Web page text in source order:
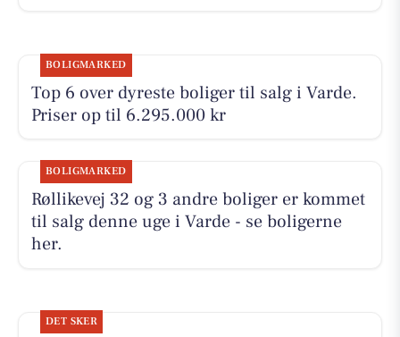
BOLIGMARKED
Top 6 over dyreste boliger til salg i Varde.
Priser op til 6.295.000 kr
BOLIGMARKED
Røllikevej 32 og 3 andre boliger er kommet
til salg denne uge i Varde - se boligerne
her.
DET SKER